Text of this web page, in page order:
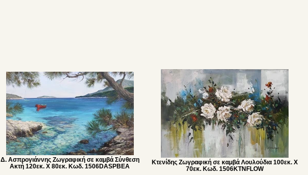
Δ. Ασπρογιάννης Ζωγραφική σε καμβά Σύνθεση
Ακτή 120εκ. Χ 80εκ. Κωδ. 1506DASPBEA
Κτενίδης Ζωγραφική σε καμβά Λουλούδια 100εκ. Χ
70εκ. Κωδ. 1506KTNFLOW